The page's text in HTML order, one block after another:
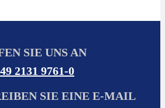
SIE UNS AN
2131 9761-0
SIE EINE E-MAIL